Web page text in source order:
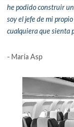
he podido construir
soy el jefe de mi
cualquiera que sienta
- Maria Asp